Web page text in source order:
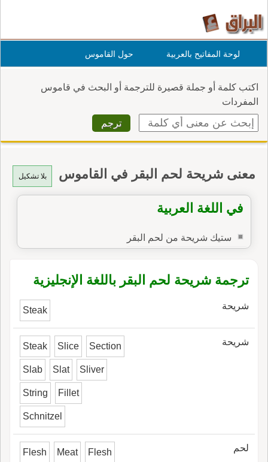
لوحة المفاتيح بالعربية حول القاموس
اكتب كلمة أو جملة قصيرة للترجمة أو البحث في قاموس
المفردات
بلا تشكيل معنى شريحة لحم البقر في القاموس
في اللغة العربية
ستيك شريحة من لحم البقر
ترجمة شريحة لحم البقر باللغة الإنجليزية
شريحة Steak
شريحة Steak Slice Section
Slab Slat Sliver
String Fillet
Schnitzel
لحم Flesh Meat Flesh